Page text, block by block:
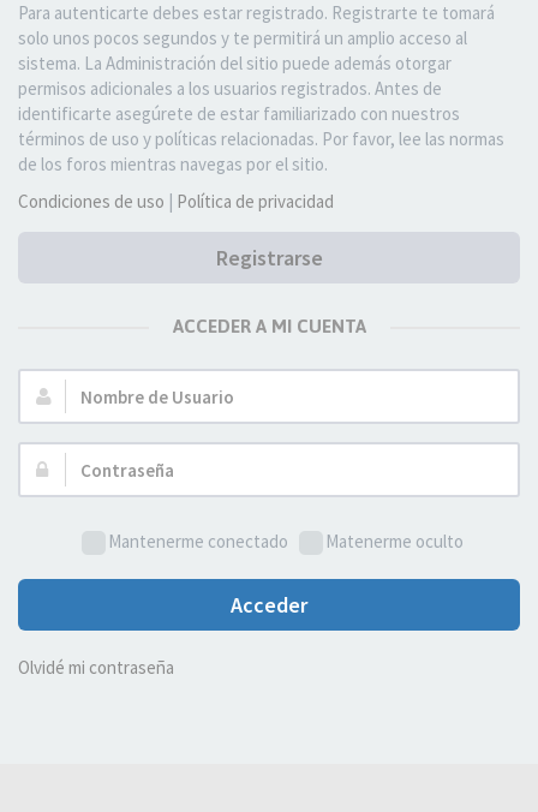
Para autenticarte debes estar registrado. Registrarte te tomará
solo unos pocos segundos y te permitirá un amplio acceso al
sistema. La Administración del sitio puede además otorgar
permisos adicionales a los usuarios registrados. Antes de
identificarte asegúrete de estar familiarizado con nuestros
términos de uso y políticas relacionadas. Por favor, lee las normas
de los foros mientras navegas por el sitio.
Condiciones de uso | Política de privacidad
Registrarse
ACCEDER A MI CUENTA
Nombre
de
Usuario:
Contraseña:
Mantenerme conectado Matenerme oculto
Acceder
Olvidé mi contraseña